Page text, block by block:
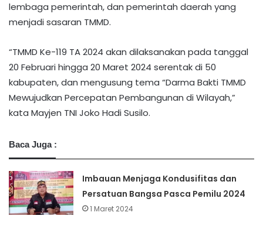
lembaga pemerintah, dan pemerintah daerah yang
menjadi sasaran TMMD.
“TMMD Ke-119 TA 2024 akan dilaksanakan pada tanggal
20 Februari hingga 20 Maret 2024 serentak di 50
kabupaten, dan mengusung tema “Darma Bakti TMMD
Mewujudkan Percepatan Pembangunan di Wilayah,”
kata Mayjen TNI Joko Hadi Susilo.
Baca Juga :
Imbauan Menjaga Kondusifitas dan
Persatuan Bangsa Pasca Pemilu 2024
1 Maret 2024